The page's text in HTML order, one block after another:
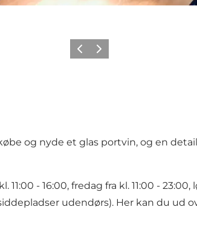
ForrigeNæste
og nyde et glas portvin, og en
- 16:00, fredag fra kl. 11:00 - 23:00,
udendørs). Her kan du ud